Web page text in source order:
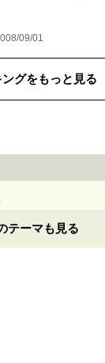
09/01
グをもっと見る
テーマも見る